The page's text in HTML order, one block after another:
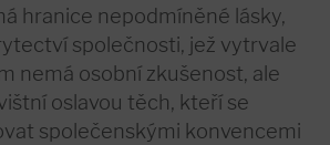
hranice nepodmíněné lásky,
společnosti, jež vytrvale
nemá osobní zkušenost, ale
oslavou těch, kteří se
společenskými konvencemi